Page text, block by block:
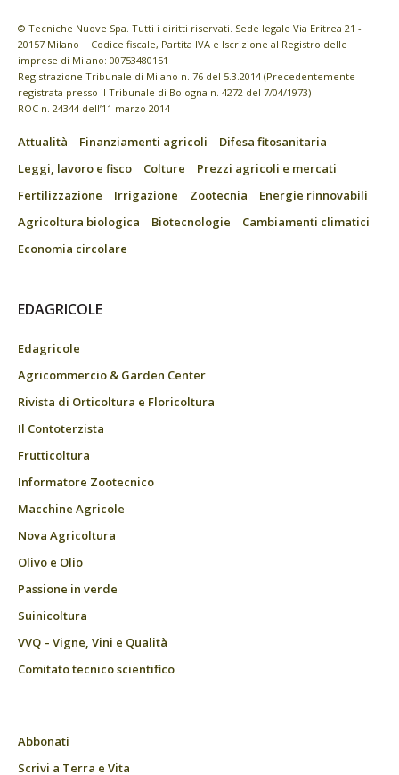
© Tecniche Nuove Spa. Tutti i diritti riservati. Sede legale Via Eritrea 21 -
20157 Milano | Codice fiscale, Partita IVA e Iscrizione al Registro delle
imprese di Milano: 00753480151
Registrazione Tribunale di Milano n. 76 del 5.3.2014 (Precedentemente
registrata presso il Tribunale di Bologna n. 4272 del 7/04/1973)
ROC n. 24344 dell’11 marzo 2014
Attualità Finanziamenti agricoli
Difesa fitosanitaria
Leggi, lavoro e fisco
Colture
Prezzi agricoli e mercati
Fertilizzazione
Irrigazione Zootecnia
Energie rinnovabili
Agricoltura biologica
Biotecnologie
Cambiamenti climatici
Economia circolare
EDAGRICOLE
Edagricole
Agricommercio & Garden Center
Rivista di Orticoltura e Floricoltura
Il Contoterzista
Frutticoltura
Informatore Zootecnico
Macchine Agricole
Nova Agricoltura
Olivo e Olio
Passione in verde
Suinicoltura
VVQ – Vigne, Vini e Qualità
Comitato tecnico scientifico
Abbonati
Scrivi a Terra e Vita